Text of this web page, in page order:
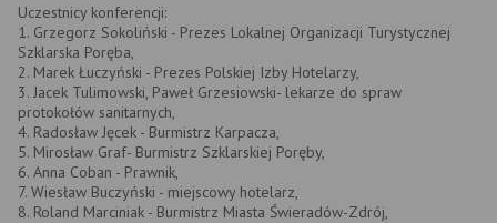
Uczestnicy konferencji:
1. Grzegorz Sokoliński - Prezes Lokalnej Organizacji Turystycznej
Szklarska Poręba,
2. Marek Łuczyński - Prezes Polskiej Izby Hotelarzy,
3. Jacek Tulimowski, Paweł Grzesiowski- lekarze do spraw
protokołów sanitarnych,
4. Radosław Jęcek - Burmistrz Karpacza,
5. Mirosław Graf- Burmistrz Szklarskiej Poręby,
6. Anna Coban - Prawnik,
7. Wiesław Buczyński - miejscowy hotelarz,
8. Roland Marciniak - Burmistrz Miasta Świeradów-Zdrój,